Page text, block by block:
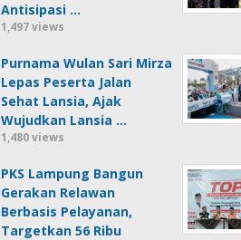
Antisipasi …
1,497 views
Purnama Wulan Sari Mirza
Lepas Peserta Jalan
Sehat Lansia, Ajak
Wujudkan Lansia …
1,480 views
PKS Lampung Bangun
Gerakan Relawan
Berbasis Pelayanan,
Targetkan 56 Ribu